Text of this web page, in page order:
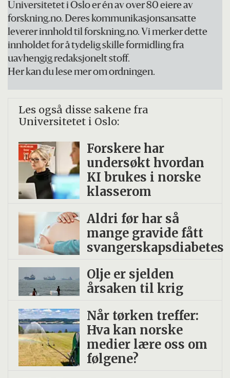
Universitetet i Oslo er én av over 80 eiere av
forskning.no. Deres kommunikasjonsansatte
leverer innhold til forskning.no. Vi merker dette
innholdet for å tydelig skille formidling fra
uavhengig redaksjonelt stoff.
Her kan du lese mer om ordningen.
Les også disse sakene fra
Universitetet i Oslo:
Forskere har
undersøkt hvordan
KI brukes i norske
klasserom
Aldri før har så
mange gravide fått
svangerskapsdiabetes
Olje er sjelden
årsaken til krig
Når tørken treffer:
Hva kan norske
medier lære oss om
følgene?